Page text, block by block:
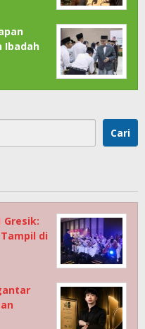
Ibadah
Cari
Gresik:
di